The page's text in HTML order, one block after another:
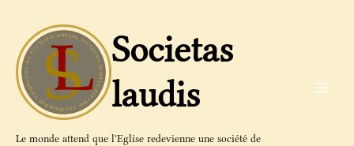
contenu
Societas
laudis
Le monde attend que l'Eglise redevienne une société de